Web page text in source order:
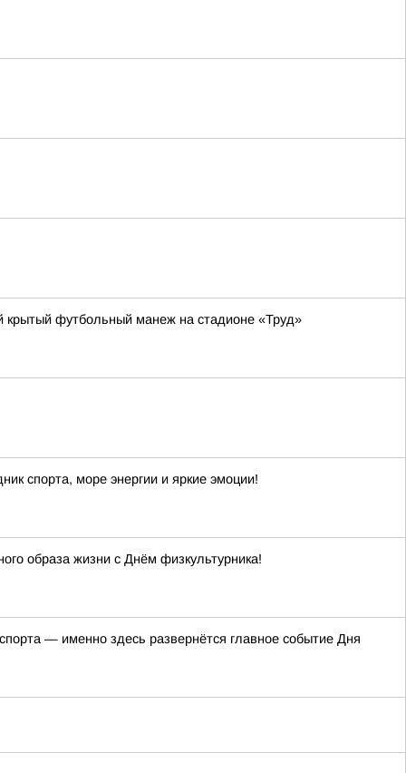
крытый футбольный манеж на стадионе «Труд»
спорта, море энергии и яркие эмоции!
образа жизни с Днём физкультурника!
— именно здесь развернётся главное событие Дня